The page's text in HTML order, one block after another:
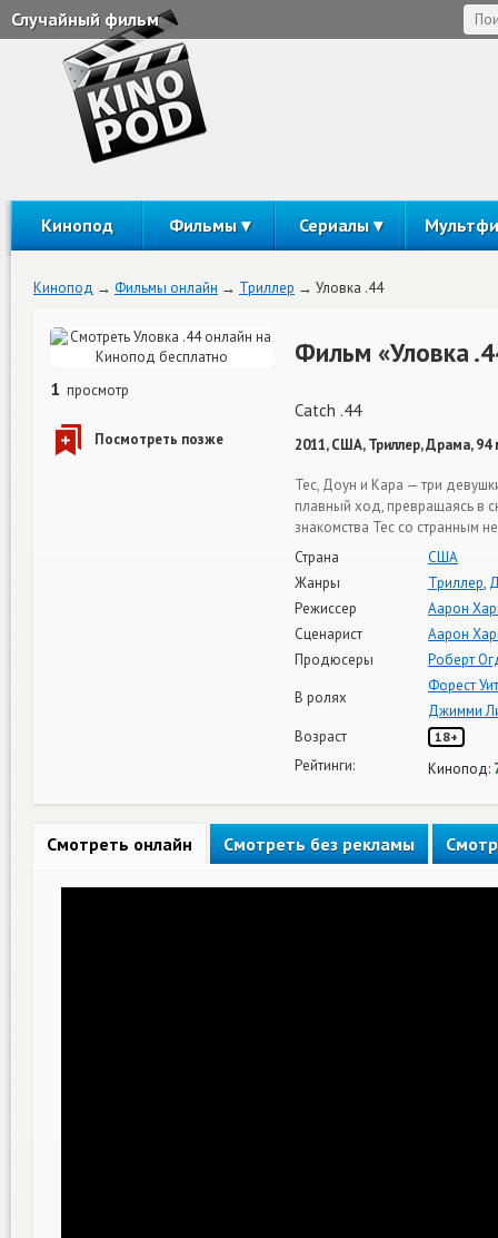
Случайный фильм
Кинопод Фильмы Сериалы
Кинопод Фильмы онлайн Триллер Уловка .44
1 просмотр
Фильм «Уловка
Catch .44
2011, США, Триллер, Драма, 94
Тес, Доун и Кара — три
плавный ход, превращаясь в
знакомства Тес со странным
Страна
США
Жанры
Триллер,
Режиссер
Аарон
Сценарист
Аарон
Продюсеры
Роберт
В ролях
Форест
Джимми
Возраст
18+
Рейтинги: Кинопод:
Смотреть онлайн Смотреть без рекламы